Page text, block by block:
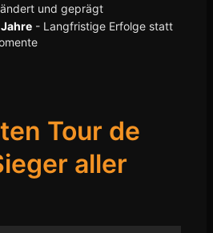
und geprägt
- Langfristige Erfolge statt
Tour de
aller